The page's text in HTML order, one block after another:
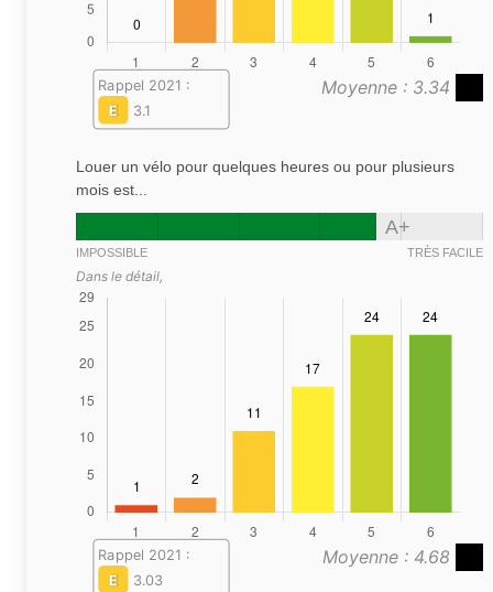
Moyenne : 3.34
Rappel 2021 :
E
3.1
Louer un vélo pour quelques heures ou pour plusieurs
mois est...
A+
IMPOSSIBLE TRÈS FACILE
Dans le détail,
Moyenne : 4.68
Rappel 2021 :
E
3.03